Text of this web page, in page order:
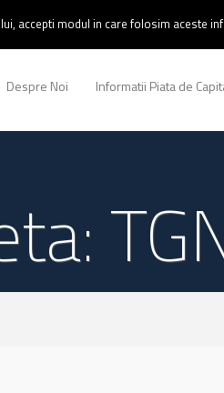
Despre Noi Informatii Piata de
accepti modul in care folosim aceste